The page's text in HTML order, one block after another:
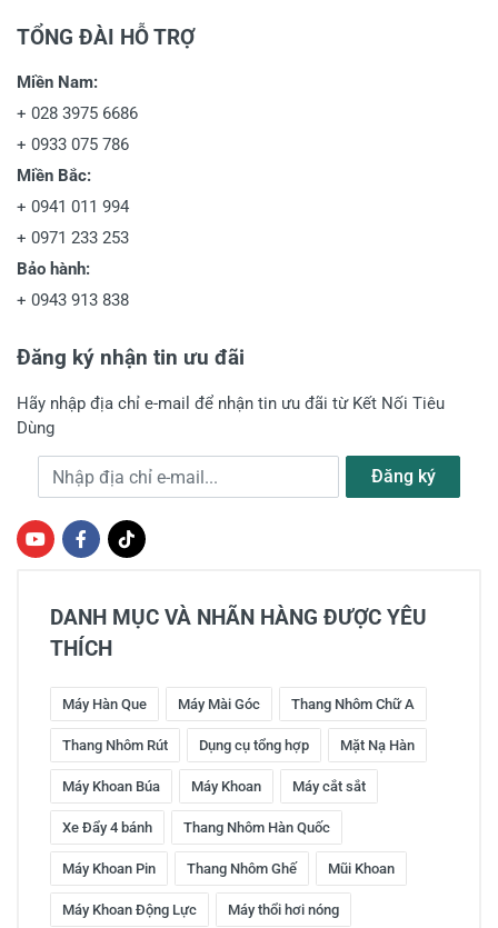
TỔNG ĐÀI HỖ TRỢ
Miền Nam:
+ 028 3975 6686
+ 0933 075 786
Miền Bắc:
+ 0941 011 994
+ 0971 233 253
Bảo hành:
+ 0943 913 838
Đăng ký nhận tin ưu đãi
Hãy nhập địa chỉ e-mail để nhận tin ưu đãi từ Kết Nối Tiêu
Dùng
Địa chỉ e-mail Đăng ký
DANH MỤC VÀ NHÃN HÀNG ĐƯỢC YÊU
THÍCH
Máy Hàn Que Máy Mài Góc Thang Nhôm Chữ A
Thang Nhôm Rút Dụng cụ tổng hợp Mặt Nạ Hàn
Máy Khoan Búa Máy Khoan Máy cắt sắt
Xe Đẩy 4 bánh Thang Nhôm Hàn Quốc
Máy Khoan Pin Thang Nhôm Ghế Mũi Khoan
Máy Khoan Động Lực Máy thổi hơi nóng